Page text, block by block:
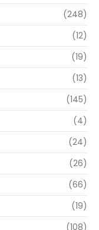
(248)
(12)
(19)
(13)
(145)
(4)
(24)
(26)
(66)
(19)
(108)